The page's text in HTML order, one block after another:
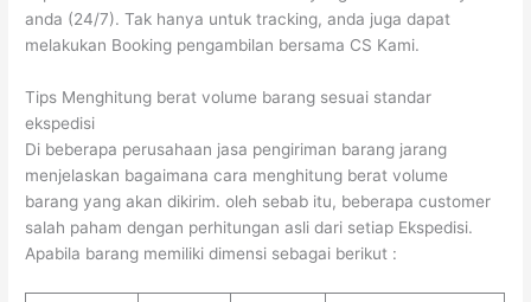
anda (24/7). Tak hanya untuk tracking, anda juga dapat
melakukan Booking pengambilan bersama CS Kami.
Tips Menghitung berat volume barang sesuai standar
ekspedisi
Di beberapa perusahaan jasa pengiriman barang jarang
menjelaskan bagaimana cara menghitung berat volume
barang yang akan dikirim. oleh sebab itu, beberapa customer
salah paham dengan perhitungan asli dari setiap Ekspedisi.
Apabila barang memiliki dimensi sebagai berikut :